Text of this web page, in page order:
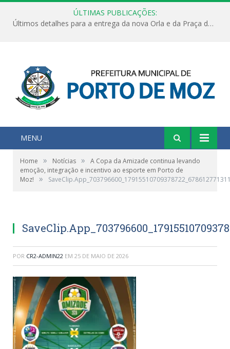
ÚLTIMAS PUBLICAÇÕES:
Últimos detalhes para a entrega da nova Orla e da Praça do Praião
MENU
Home » Notícias »
A Copa da Amizade continua levando
emoção, integração e incentivo ao esporte em Porto de
Moz!
»
POR CR2-ADMIN22 EM 25 DE MAIO DE 2026